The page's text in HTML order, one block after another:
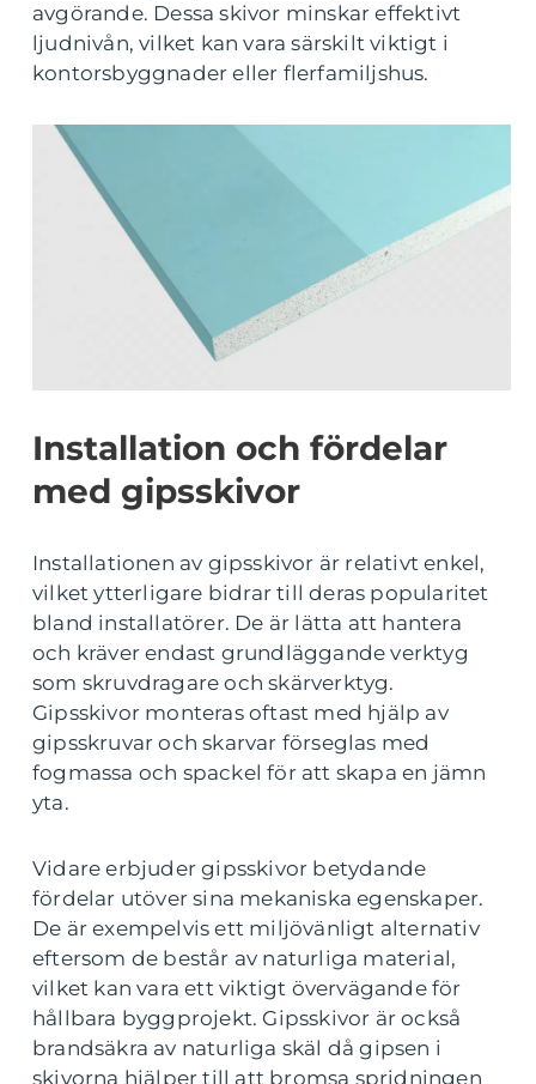
avgörande. Dessa skivor minskar effektivt
ljudnivån, vilket kan vara särskilt viktigt i
kontorsbyggnader eller flerfamiljshus.
Installation och fördelar
med gipsskivor
Installationen av gipsskivor är relativt enkel,
vilket ytterligare bidrar till deras popularitet
bland installatörer. De är lätta att hantera
och kräver endast grundläggande verktyg
som skruvdragare och skärverktyg.
Gipsskivor monteras oftast med hjälp av
gipsskruvar och skarvar förseglas med
fogmassa och spackel för att skapa en jämn
yta.
Vidare erbjuder gipsskivor betydande
fördelar utöver sina mekaniska egenskaper.
De är exempelvis ett miljövänligt alternativ
eftersom de består av naturliga material,
vilket kan vara ett viktigt övervägande för
hållbara byggprojekt. Gipsskivor är också
brandsäkra av naturliga skäl då gipsen i
skivorna hjälper till att bromsa spridningen